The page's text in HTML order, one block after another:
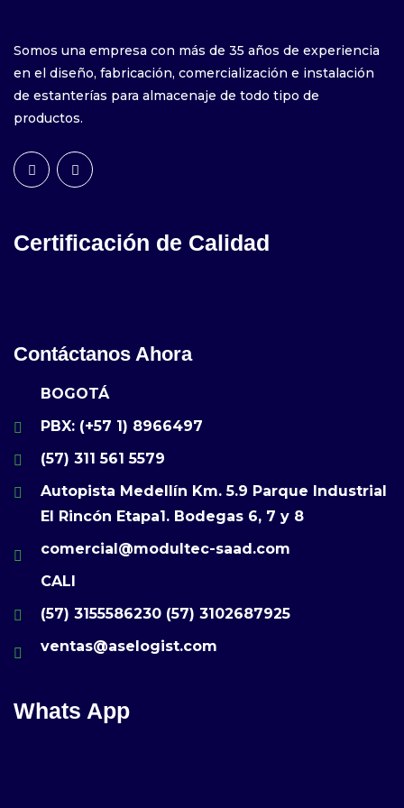
Somos una empresa con más de 35 años de experiencia
en el diseño, fabricación, comercialización e instalación
de estanterías para almacenaje de todo tipo de
productos.
Certificación de Calidad
Contáctanos Ahora
BOGOTÁ
PBX: (+57 1) 8966497
(57) 311 561 5579
Autopista Medellín Km. 5.9 Parque Industrial
El Rincón Etapa1. Bodegas 6, 7 y 8
comercial@modultec-saad.com
CALI
(57) 3155586230 (57) 3102687925
ventas@aselogist.com
Whats App